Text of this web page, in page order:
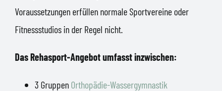
Voraussetzungen erfüllen normale Sportvereine oder
Fitnessstudios in der Regel nicht.
Das Rehasport-Angebot umfasst inzwischen:
3 Gruppen Orthopädie-Wassergymnastik